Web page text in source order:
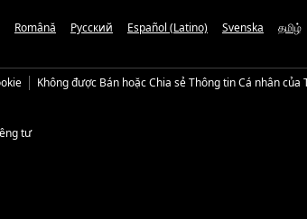
Română Русский Español (Latino) Svenska தமிழ்
Không được Bán hoặc Chia sẻ Thông tin Cá nhân của
tư